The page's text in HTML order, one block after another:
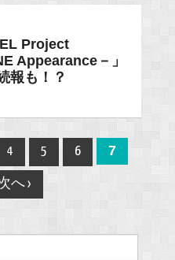
Project
Appearance－」
報も！？
4 5 6 7
へ ›